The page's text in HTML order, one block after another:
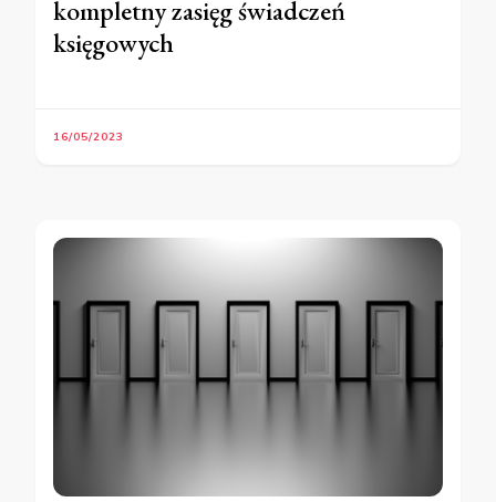
kompletny zasięg świadczeń
księgowych
16/05/2023